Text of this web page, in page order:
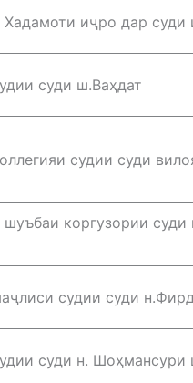
иҷро дар суди
суди ш.Ваҳдат
судии суди
коргузории суди
судии суди
суди н.